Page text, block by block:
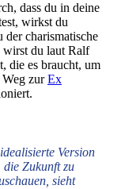
dass du in deine
wirkst du
der charismatische
wirst du laut Ralf
die es braucht, um
Weg zurEx
Version
Zukunft zu
sieht